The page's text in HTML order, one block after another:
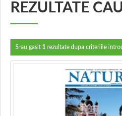
REZULTATE
S-au gasit 1 rezultate dupa criteriile